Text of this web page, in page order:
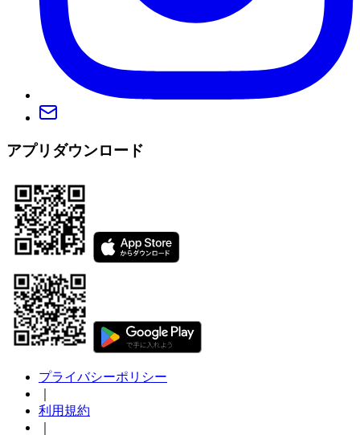
アプリダウンロード
プライバシーポリシー
利用規約